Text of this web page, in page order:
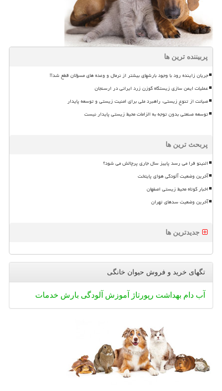
پربیننده ترین ها
جریان زاینده رود با وجود بارشهای بیشتر از نرمال و وعده های مسؤلان قطع شد!!
عملیات ایمن سازی زیستگاه گوزن زرد ایرانی در ارسنجان
صیانت از تنوع زیستی، راهبرد ملی برای امنیت زیستی و توسعه پایدار
توسعه صنعتی بدون توجه به الزامات محیط زیستی پایدار نیست
پربحث ترین ها
النینو فرا می رسد پاییز سال جاری پرچالش می شود؟
آخرین وضعیت آلودگی هوای پایتخت
اخبار کوتاه محیط زیستی اصفهان
آخرین وضعیت سدهای تهران
جدیدترین ها
تگهای خرید و فروش حیوان خانگی
آب دام بهداشت رپورتاژ آموزش آلودگی بارش خدمات